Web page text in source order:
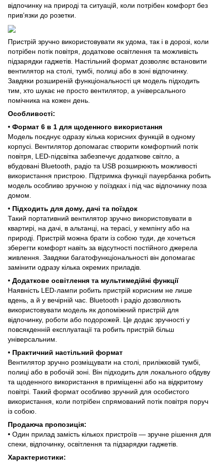
відпочинку на природі та ситуацій, коли потрібен комфорт без
прив’язки до розетки.
Пристрій зручно використовувати як удома, так і в дорозі, коли
потрібен потік повітря, додаткове освітлення та можливість
підзарядки гаджетів. Настільний формат дозволяє встановити
вентилятор на столі, тумбі, полиці або в зоні відпочинку.
Завдяки розширеній функціональності ця модель підходить
тим, хто шукає не просто вентилятор, а універсального
помічника на кожен день.
Особливості:
• Формат 6 в 1 для щоденного використання
Модель поєднує одразу кілька корисних функцій в одному
корпусі. Вентилятор допомагає створити комфортний потік
повітря, LED-підсвітка забезпечує додаткове світло, а
вбудовані Bluetooth, радіо та USB розширюють можливості
використання пристрою. Підтримка функції пауербанка робить
модель особливо зручною у поїздках і під час відпочинку поза
домом.
• Підходить для дому, дачі та поїздок
Такий портативний вентилятор зручно використовувати в
квартирі, на дачі, в альтанці, на терасі, у кемпінгу або на
природі. Пристрій можна брати із собою туди, де хочеться
зберегти комфорт навіть за відсутності постійного джерела
живлення. Завдяки багатофункціональності він допомагає
замінити одразу кілька окремих приладів.
• Додаткове освітлення та мультимедійні функції
Наявність LED-лампи робить пристрій корисним не лише
вдень, а й у вечірній час. Bluetooth і радіо дозволяють
використовувати модель як допоміжний пристрій для
відпочинку, роботи або подорожей. Це додає зручності у
повсякденній експлуатації та робить пристрій більш
універсальним.
• Практичний настільний формат
Вентилятор зручно розміщувати на столі, приліжковій тумбі,
полиці або в робочій зоні. Він підходить для локального обдуву
та щоденного використання в приміщенні або на відкритому
повітрі. Такий формат особливо зручний для особистого
використання, коли потрібен спрямований потік повітря поруч
із собою.
Продаюча пропозиція:
• Один прилад замість кількох пристроїв — зручне рішення для
спеки, відпочинку, освітлення та підзарядки гаджетів.
Характеристики: